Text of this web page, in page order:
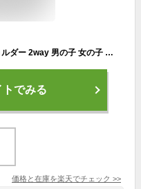
レッスンバッグ マチ付き ナイロン ショルダー 2way 男の子 女の子 お道具箱も入る 軽くて 丈夫 入学準備 入園準備 プレゼント お祝い 高学年 低学年 小学生 大人も使える トートバッグ おけいこバッグ バッグ かばん 学校用品
トでみる
価格と在庫を楽天でチェック >>